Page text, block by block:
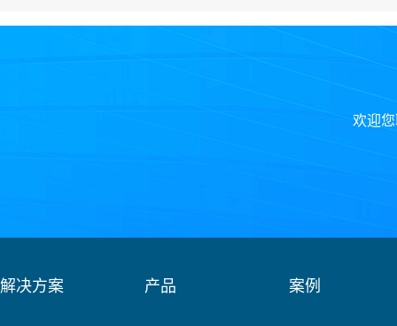
欢迎
解决方案 产品 案例